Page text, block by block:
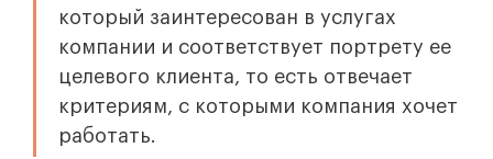
который заинтересован в услугах
компании и соответствует портрету ее
целевого клиента, то есть отвечает
критериям, с которыми компания хочет
работать.